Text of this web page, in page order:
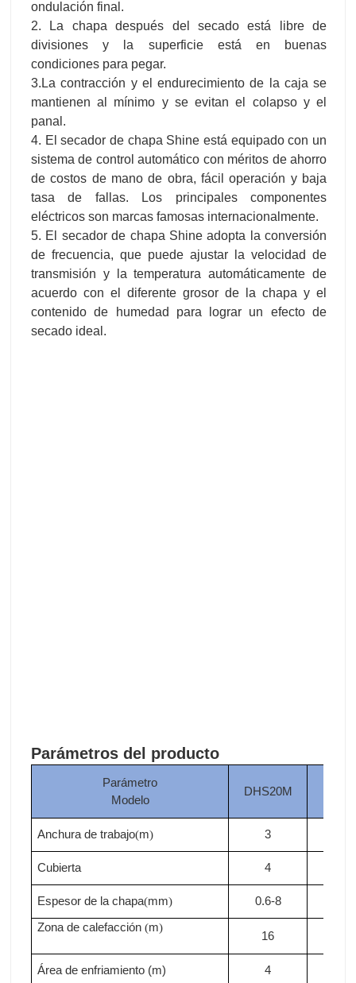
ondulación final.
2. La chapa después del secado está libre de
divisiones y la superficie está en buenas
condiciones para pegar.
3.La contracción y el endurecimiento de la caja se
mantienen al mínimo y se evitan el colapso y el
panal.
4. El secador de chapa Shine está equipado con un
sistema de control automático con méritos de ahorro
de costos de mano de obra, fácil operación y baja
tasa de fallas. Los principales componentes
eléctricos son marcas famosas internacionalmente.
5. El secador de chapa Shine adopta la conversión
de frecuencia, que puede ajustar la velocidad de
transmisión y la temperatura automáticamente de
acuerdo con el diferente grosor de la chapa y el
contenido de humedad para lograr un efecto de
secado ideal.
Parámetros del producto
Parámetro
Modelo
DHS20M
Anchura de trabajo(m) 3
Cubierta 4
Espesor de la chapa(mm) 0.6-8
Zona de calefacción (m)
16
Área de enfriamiento (m) 4